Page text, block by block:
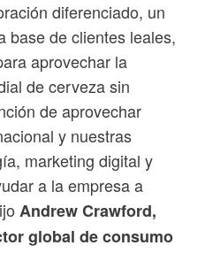
diferenciado, un
base de clientes leales,
aprovechar la
de cerveza sin
de aprovechar
y nuestras
marketing digital y
a la empresa a
Andrew Crawford,
global de consumo